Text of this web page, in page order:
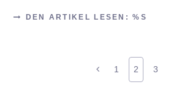
DEN ARTIKEL LESEN: %S
1 2 3